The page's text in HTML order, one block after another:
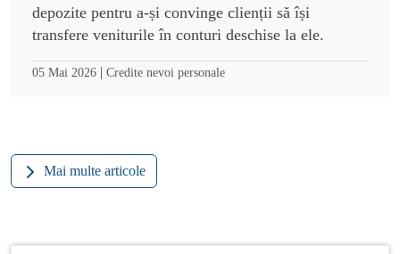
depozite pentru a-și convinge clienții să își
transfere veniturile în conturi deschise la ele.
05 Mai 2026 | Credite nevoi personale
Mai multe articole